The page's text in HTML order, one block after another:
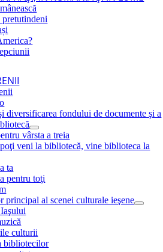
pretutindeni
diversificarea fondului de documente şi a
vârsta a treia
veni la bibliotecă, vine biblioteca la
ta
pentru toţi
principal al scenei culturale ieşene
culturii
bibliotecilor